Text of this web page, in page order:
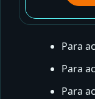
Para
Para
Para